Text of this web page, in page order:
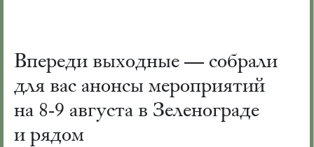
Впереди выходные — собрали
для вас анонсы мероприятий
на 8-9 августа в Зеленограде
и рядом